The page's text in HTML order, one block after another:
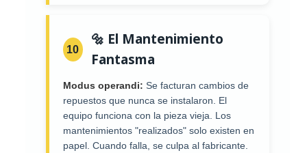
10
🔩 El Mantenimiento
Fantasma
Modus operandi: Se facturan cambios de
repuestos que nunca se instalaron. El
equipo funciona con la pieza vieja. Los
mantenimientos "realizados" solo existen en
papel. Cuando falla, se culpa al fabricante.